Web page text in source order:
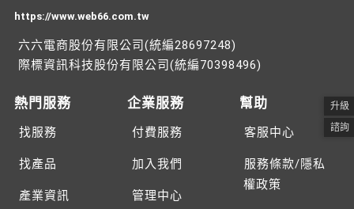
https://www.web66.com.tw
六六電商股份有限公司(統編28697248)
際標資訊科技股份有限公司(統編70398496)
熱門服務
找服務
找產品
產業資訊
企業服務
付費服務
加入我們
管理中心
幫助
客服中心
服務條款/隱私
權政策
升級
諮詢